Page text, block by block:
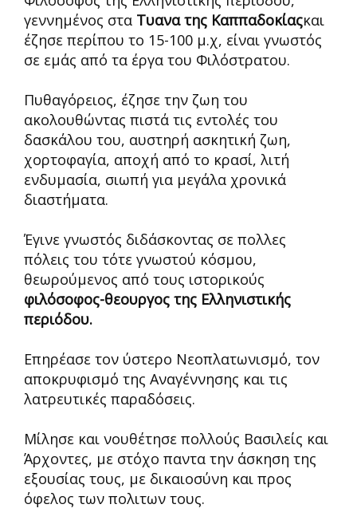
γεννημένος στα Τυανα της Καππαδοκίαςκαι
έζησε περίπου το 15-100 μ.χ, είναι γνωστός
σε εμάς από τα έργα του Φιλόστρατου.
Πυθαγόρειος, έζησε την ζωη του
ακολουθώντας πιστά τις εντολές του
δασκάλου του, αυστηρή ασκητική ζωη,
χορτοφαγία, αποχή από το κρασί, λιτή
ενδυμασία, σιωπή για μεγάλα χρονικά
διαστήματα.
Έγινε γνωστός διδάσκοντας σε πολλες
πόλεις του τότε γνωστού κόσμου,
θεωρούμενος από τους ιστορικούς
φιλόσοφος-θεουργος της Ελληνιστικής
περιόδου.
Επηρέασε τον ύστερο Νεοπλατωνισμό, τον
αποκρυφισμό της Αναγέννησης και τις
λατρευτικές παραδόσεις.
Μίλησε και νουθέτησε πολλούς Βασιλείς και
Άρχοντες, με στόχο παντα την άσκηση της
εξουσίας τους, με δικαιοσύνη και προς
όφελος των πολιτων τους.